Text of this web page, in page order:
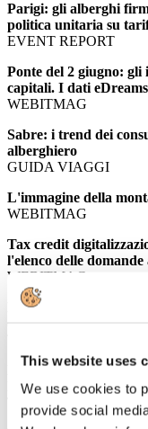
This website uses
We use cookies to
provide social
Parigi: gli alberghi
politica unitaria su
EVENT REPORT
Ponte del 2 giugno:
capitali. I dati eDreams
WEBITMAG
Sabre: i trend dei
alberghiero
GUIDA VIAGGI
L'immagine della
WEBITMAG
Tax credit
l'elenco delle domande
WEBITMAG
Ponte del 2 giugno,
eDreams
La crescita del
Italia
TRAVELNOSTOP